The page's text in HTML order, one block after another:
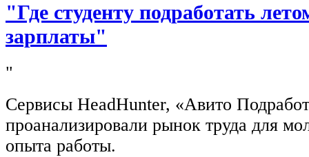
"Где студенту подработать
зарплаты"
"
Сервисы HeadHunter, «Авито
проанализировали рынок труда для
опыта работы.